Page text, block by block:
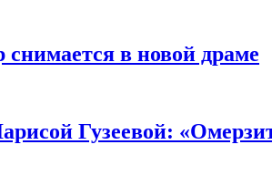
в новой драме
Гузеевой: